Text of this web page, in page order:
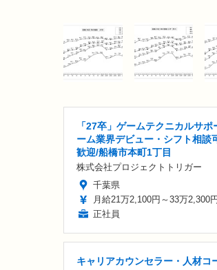
「27卒」ゲームテクニカルサ
ーム業界デビュー・シフト相談
歓迎/船橋市本町1丁目
株式会社プロジェクトトリガー
千葉県
月給21万2,100円～33万2,300円
正社員
キャリアカウンセラー・人材コ